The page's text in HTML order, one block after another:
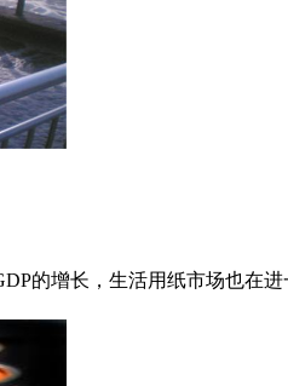
的增长，生活用纸市场也在